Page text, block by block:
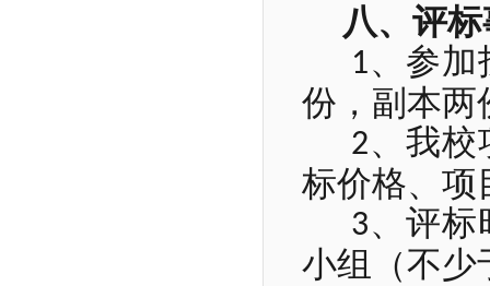
八、评
1、参加
份，副本两
2、我校
标价格、项
3、评标
小组（不少